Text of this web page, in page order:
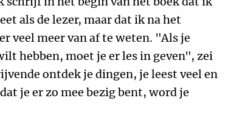
als de lezer, maar dat ik na het
veel meer van af te weten. "Als je
hebben, moet je er les in geven", zei
ontdek je dingen, je leest veel en
je er zo mee bezig bent, word je